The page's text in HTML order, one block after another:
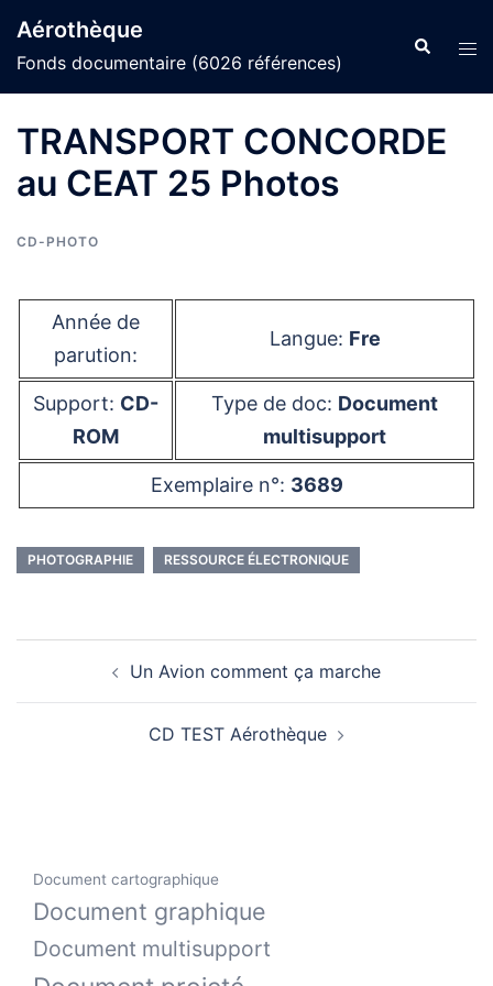
au
contenu
Aérothèque
Fonds documentaire (6026 références)
TRANSPORT CONCORDE
au CEAT 25 Photos
CD-PHOTO
Année de
parution:
Langue: Fre
Support: CD-
ROM
Type de doc: Document
multisupport
Exemplaire n°: 3689
PHOTOGRAPHIE RESSOURCE ÉLECTRONIQUE
d’article Un Avion comment ça marche
CD TEST Aérothèque
Document cartographique
Document graphique
Document multisupport